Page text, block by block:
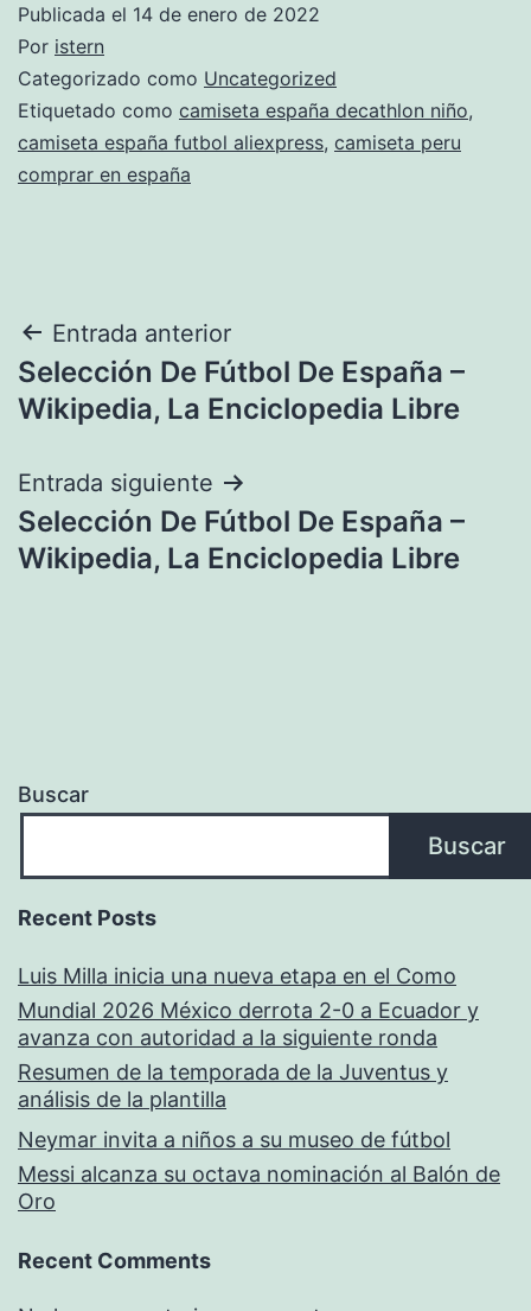
Publicada el 14 de enero de 2022
Por istern
Categorizado como Uncategorized
Etiquetado como camiseta españa decathlon niño,
camiseta españa futbol aliexpress, camiseta peru
comprar en españa
Navegación
de
Entrada anterior
Selección De Fútbol De España –
Wikipedia, La Enciclopedia Libre
Entrada siguiente
Selección De Fútbol De España –
Wikipedia, La Enciclopedia Libre
Buscar
Buscar
Recent Posts
Luis Milla inicia una nueva etapa en el Como
Mundial 2026 México derrota 2-0 a Ecuador y
avanza con autoridad a la siguiente ronda
Resumen de la temporada de la Juventus y
análisis de la plantilla
Neymar invita a niños a su museo de fútbol
Messi alcanza su octava nominación al Balón de
Oro
Recent Comments